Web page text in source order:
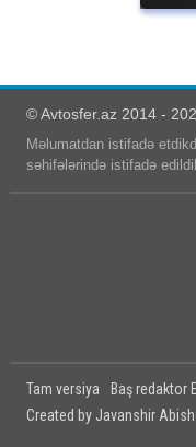
© Avtosfer.az 2014 -
Məlumatdan istifadə
səhifələrində istifadə
Tam versiya
Baş redaktor
Created by Javanshir